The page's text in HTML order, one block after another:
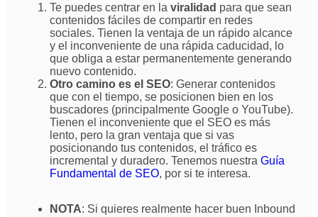
Te puedes centrar en la viralidad para que sean
contenidos fáciles de compartir en redes
sociales. Tienen la ventaja de un rápido alcance
y el inconveniente de una rápida caducidad, lo
que obliga a estar permanentemente generando
nuevo contenido.
Otro camino es el SEO: Generar contenidos
que con el tiempo, se posicionen bien en los
buscadores (principalmente Google o YouTube).
Tienen el inconveniente que el SEO es más
lento, pero la gran ventaja que si vas
posicionando tus contenidos, el tráfico es
incremental y duradero. Tenemos nuestra Guía
Fundamental de SEO, por si te interesa.
NOTA: Si quieres realmente hacer buen Inbound